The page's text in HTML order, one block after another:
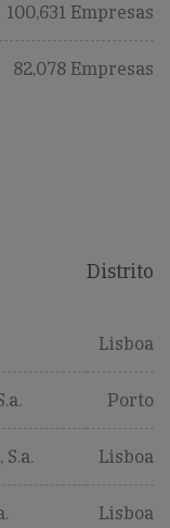
100,631 Empresas
82,078 Empresas
Distrito
Lisboa
Porto
Lisboa
Lisboa